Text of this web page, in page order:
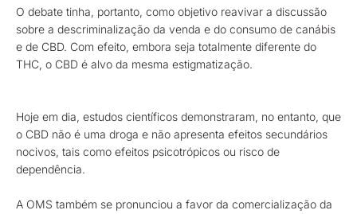
O debate tinha, portanto, como objetivo reavivar a discussão
sobre a descriminalização da venda e do consumo de canábis
e de CBD. Com efeito, embora seja totalmente diferente do
THC, o CBD é alvo da mesma estigmatização.
Hoje em dia, estudos científicos demonstraram, no entanto, que
o CBD não é uma droga e não apresenta efeitos secundários
nocivos, tais como efeitos psicotrópicos ou risco de
dependência.
A OMS também se pronunciou a favor da comercialização da